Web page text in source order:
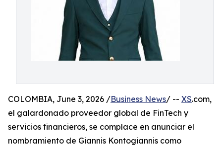
COLOMBIA, June 3, 2026 /Business News/ -- XS.com,
el galardonado proveedor global de FinTech y
servicios financieros, se complace en anunciar el
nombramiento de Giannis Kontogiannis como